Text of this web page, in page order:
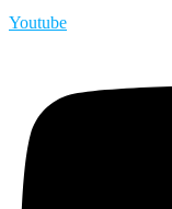
Youtube